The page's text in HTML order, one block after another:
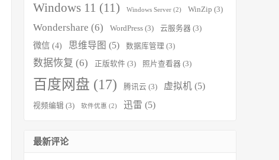
Windows 11 (11) Windows Server (2) WinZip (3)
Wondershare (6) WordPress (3) 云服务器 (3)
微信 (4) 思维导图 (5) 数据库管理 (3)
数据恢复 (6) 正版软件 (3) 照片查看器 (3)
百度网盘 (17) 腾讯云 (3) 虚拟机 (5)
视频编辑 (3) 软件优惠 (2) 迅雷 (5)
最新评论